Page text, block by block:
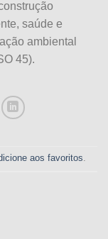
saúde e
ambiental
45).
aos favoritos